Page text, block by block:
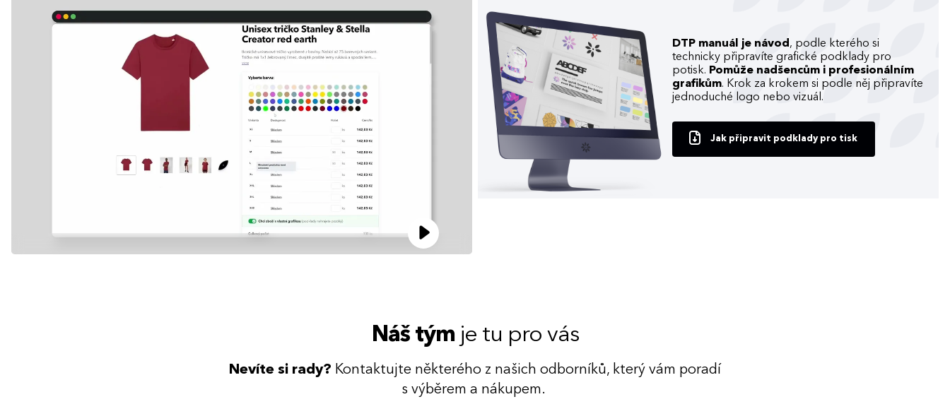
DTP manuál je návod , podle kterého si
technicky připravíte grafické podklady pro
potisk. Pomůže nadšencům i profesionálním
grafikům. Krok za krokem si podle něj připravíte
jednoduché logo nebo vizuál.
Jak připravit podklady pro tisk
Náš tým je tu pro vás
Nevíte si rady? Kontaktujte některého z našich odborníků, který vám poradí
s výběrem a nákupem.